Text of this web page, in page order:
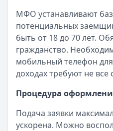
МФО устанавливают
потенциальных
быть от 18 до 70 лет.
гражданство.
мобильный телефон
доходах требуют не все
Процедура
Подача заявки
ускорена. Можно